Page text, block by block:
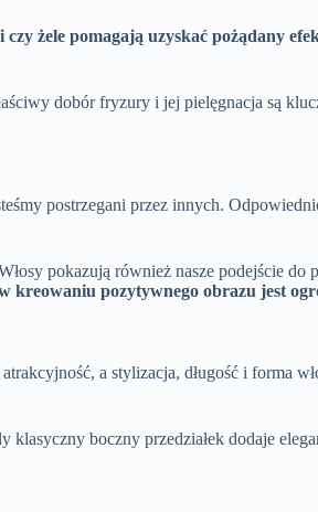
czy żele pomagają uzyskać pożądany
dobór fryzury i jej pielęgnacja są
postrzegani przez innych.
pokazują również nasze podejście do
kreowaniu pozytywnego obrazu jest
a stylizacja, długość i forma
klasyczny boczny przedziałek dodaje